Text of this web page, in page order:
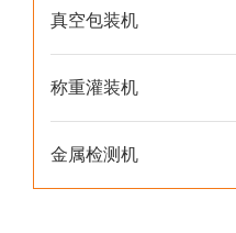
真空包装机
称重灌装机
金属检测机